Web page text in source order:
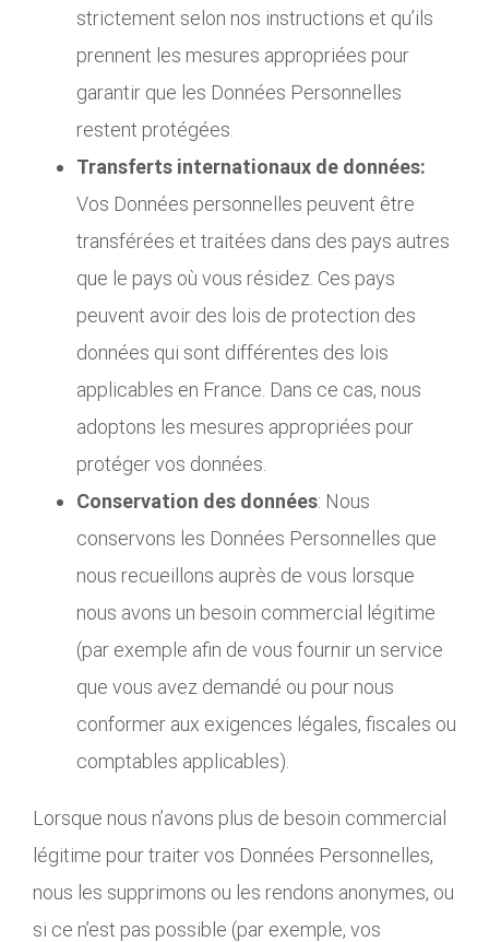
strictement selon nos instructions et qu’ils
prennent les mesures appropriées pour
garantir que les Données Personnelles
restent protégées.
Transferts internationaux de données:
Vos Données personnelles peuvent être
transférées et traitées dans des pays autres
que le pays où vous résidez. Ces pays
peuvent avoir des lois de protection des
données qui sont différentes des lois
applicables en France. Dans ce cas, nous
adoptons les mesures appropriées pour
protéger vos données.
Conservation des données: Nous
conservons les Données Personnelles que
nous recueillons auprès de vous lorsque
nous avons un besoin commercial légitime
(par exemple afin de vous fournir un service
que vous avez demandé ou pour nous
conformer aux exigences légales, fiscales ou
comptables applicables).
Lorsque nous n’avons plus de besoin commercial
légitime pour traiter vos Données Personnelles,
nous les supprimons ou les rendons anonymes, ou
si ce n’est pas possible (par exemple, vos